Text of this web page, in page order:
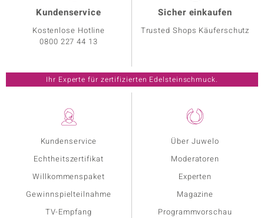
Kundenservice
Echtheitszertifikat
Willkommenspaket
Gewinnspielteilnahme
TV-Empfang
Über Juwelo
Moderatoren
Experten
Magazine
Programmvorschau
Kundenservice
Kostenlose Hotline
0800 227 44 13
Sicher einkaufen
Trusted Shops Käuferschutz
Ihr Experte für zertifizierten Edelsteinschmuck.